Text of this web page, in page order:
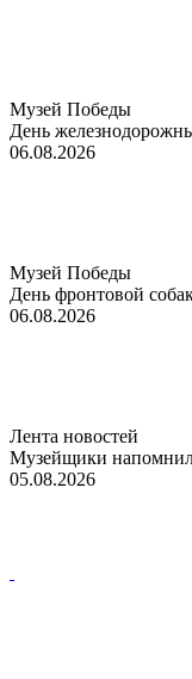
Музей Победы
День
06.08.2026
Музей Победы
День фронтовой
06.08.2026
Лента новостей
Музейщики
05.08.2026